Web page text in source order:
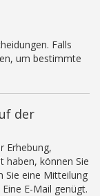
Falls
um bestimmte
der
Erhebung,
haben, können Sie
Sie eine Mitteilung
E-Mail genügt.